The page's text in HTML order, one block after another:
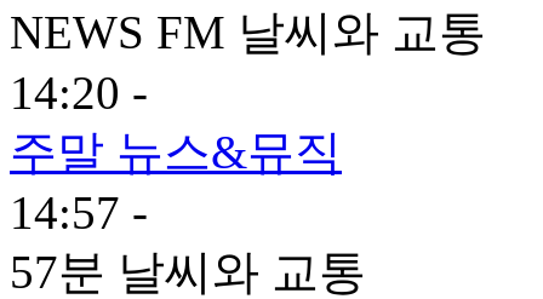
NEWS FM 날씨와 교통
14:20 -
주말 뉴스&뮤직
14:57 -
57분 날씨와 교통